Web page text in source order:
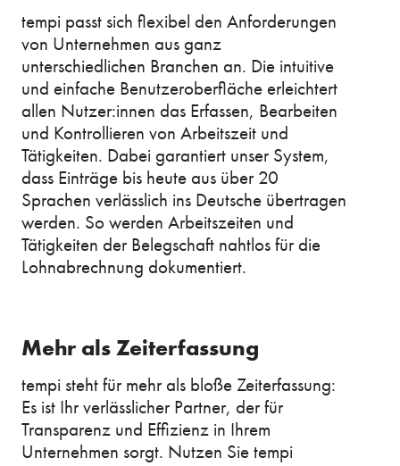
tempi passt sich flexibel den Anforderungen
von Unternehmen aus ganz
unterschiedlichen Branchen an. Die intuitive
und einfache Benutzeroberfläche erleichtert
allen Nutzer:innen das Erfassen, Bearbeiten
und Kontrollieren von Arbeitszeit und
Tätigkeiten. Dabei garantiert unser System,
dass Einträge bis heute aus über 20
Sprachen verlässlich ins Deutsche übertragen
werden. So werden Arbeitszeiten und
Tätigkeiten der Belegschaft nahtlos für die
Lohnabrechnung dokumentiert.
Mehr als Zeiterfassung
tempi steht für mehr als bloße Zeiterfassung:
Es ist Ihr verlässlicher Partner, der für
Transparenz und Effizienz in Ihrem
Unternehmen sorgt. Nutzen Sie tempi